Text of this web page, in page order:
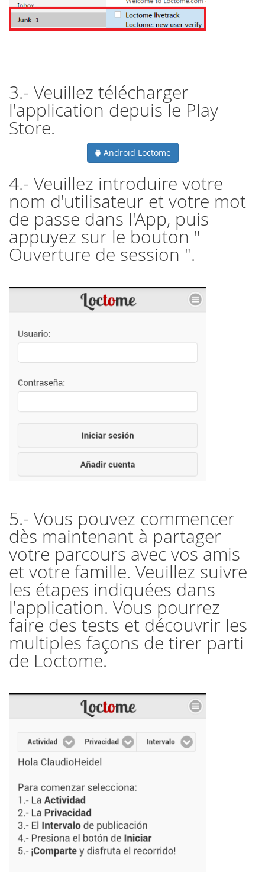
3.- Veuillez télécharger
l'application depuis le Play
Store.
Android Loctome
4.- Veuillez introduire votre
nom d'utilisateur et votre mot
de passe dans l'App, puis
appuyez sur le bouton "
Ouverture de session ".
5.- Vous pouvez commencer
dès maintenant à partager
votre parcours avec vos amis
et votre famille. Veuillez suivre
les étapes indiquées dans
l'application. Vous pourrez
faire des tests et découvrir les
multiples façons de tirer parti
de Loctome.